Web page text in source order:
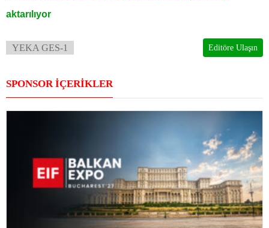
aktarılıyor
YEKA GES-1 Editöre Ulaşın
SPONSOR İÇERİKLER